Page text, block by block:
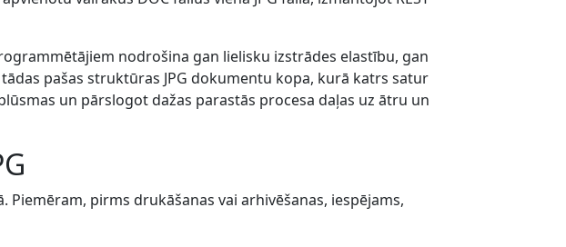
nodrošina gan lielisku izstrādes elastību, gan
pašas struktūras JPG dokumentu kopa, kurā katrs satur
un pārslogot dažas parastās procesa daļas uz ātru un
Piemēram, pirms drukāšanas vai arhivēšanas, iespējams,